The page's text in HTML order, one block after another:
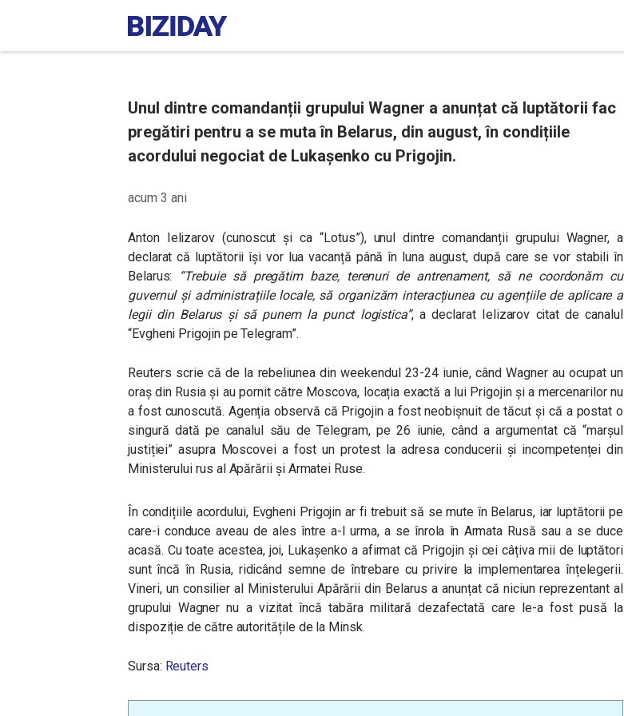
Unul dintre comandanții grupului Wagner a anunțat că luptătorii fac
pregătiri pentru a se muta în Belarus, din august, în condițiile
acordului negociat de Lukașenko cu Prigojin.
acum 3 ani
Anton Ielizarov (cunoscut și ca “Lotus”), unul dintre comandanții grupului Wagner, a
declarat că luptătorii își vor lua vacanță până în luna august, după care se vor stabili în
Belarus:
“Trebuie să pregătim baze, terenuri de antrenament, să ne coordonăm cu
guvernul și administrațiile locale, să organizăm interacțiunea cu agențiile de aplicare a
legii din Belarus și să punem la punct logistica”, a declarat Ielizarov citat de canalul
“Evgheni Prigojin pe Telegram”.
Reuters scrie că de la rebeliunea din weekendul 23-24 iunie, când Wagner au ocupat un
oraș din Rusia și au pornit către Moscova, locația exactă a lui Prigojin și a mercenarilor nu
a fost cunoscută. Agenția observă că Prigojin a fost neobișnuit de tăcut și că a postat o
singură dată pe canalul său de Telegram, pe 26 iunie, când a argumentat că “marșul
justiției” asupra Moscovei a fost un protest la adresa conducerii și incompetenței din
Ministerului rus al Apărării și Armatei Ruse.
În condițiile acordului, Evgheni Prigojin ar fi trebuit să se mute în Belarus, iar luptătorii pe
care-i conduce aveau de ales între a-l urma, a se înrola în Armata Rusă sau a se duce
acasă. Cu toate acestea, joi, Lukașenko a afirmat că Prigojin și cei câțiva mii de luptători
sunt încă în Rusia, ridicând semne de întrebare cu privire la implementarea înțelegerii.
Vineri, un consilier al Ministerului Apărării din Belarus a anunțat că niciun reprezentant al
grupului Wagner nu a vizitat încă tabăra militară dezafectată care le-a fost pusă la
dispoziție de către autoritățile de la Minsk.
Sursa: Reuters